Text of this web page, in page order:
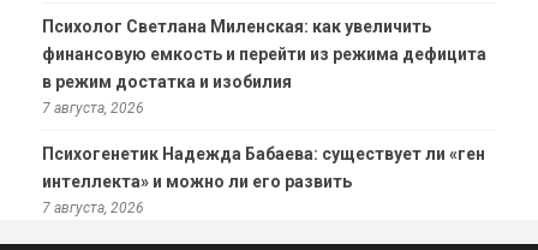
Психолог Светлана Миленская: как увеличить
финансовую емкость и перейти из режима дефицита
в режим достатка и изобилия
7 августа, 2026
Психогенетик Надежда Бабаева: существует ли «ген
интеллекта» и можно ли его развить
7 августа, 2026